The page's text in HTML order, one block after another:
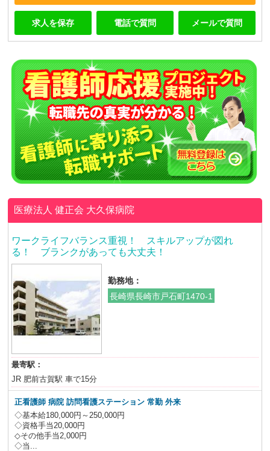
求人を保存 電話で質問 メールで質問
医療法人 健正会 大久保病院
ワークライフバランス重視！ スキルアップが図れ
る！ ブランクがあっても大丈夫！
勤務地：
長崎県長崎市戸石町1470-1
最寄駅：
JR 肥前古賀駅 車で15分
正看護師 病院 訪問看護ステーション 常勤 外来
◇基本給180,000円～250,000円
◇資格手当20,000円
◇その他手当2,000円
◇当...